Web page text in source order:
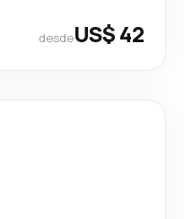
desdeUS$ 42